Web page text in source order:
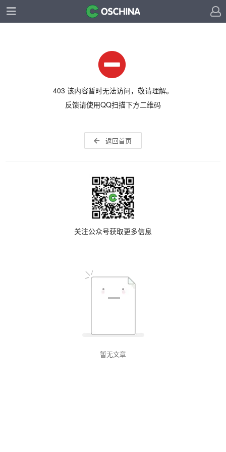
403 该内容暂时无法访问，敬请理解。
反馈请使用QQ扫描下方二维码
返回首页
关注公众号获取更多信息
暂无文章